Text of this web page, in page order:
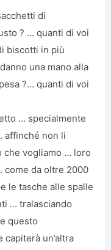
di
? … quanti di voi
biscotti in più
una mano alla
?… quanti di voi
… specialmente
affinché non li
che vogliamo … loro
da oltre 2000
le tasche alle spalle
… tralasciando
questo
un’altra